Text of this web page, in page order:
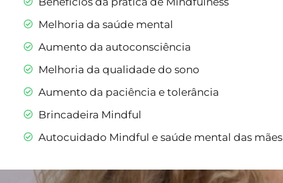
Melhoria da saúde mental
Aumento da autoconsciência
Melhoria da qualidade do sono
Aumento da paciência e tolerância
Brincadeira Mindful
Autocuidado Mindful e saúde mental das mães